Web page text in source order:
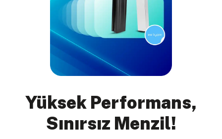
Yüksek Performans,
Sınırsız Menzil!